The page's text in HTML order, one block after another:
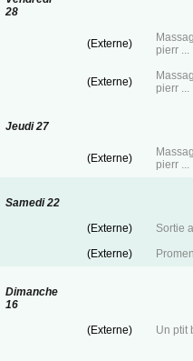
28
(Externe)
pierr ...
(Externe)
pierr ...
Jeudi 27
(Externe)
pierr ...
Samedi 22
(Externe)
Sortie
(Externe)
Dimanche
16
(Externe)
Un ptit